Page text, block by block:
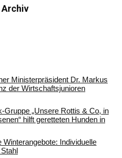
Archiv
Ministerpräsident Dr. Markus
der Wirtschaftsjunioren
Gruppe „Unsere Rottis & Co, in
hilft geretteten Hunden in
Winterangebote: Individuelle